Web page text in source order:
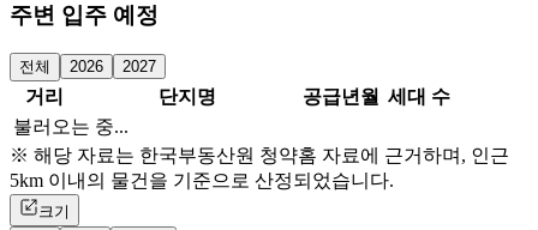
주변 입주 예정
전체 2026 2027
거리 단지명 공급년월 세대 수
불러오는 중...
※ 해당 자료는 한국부동산원 청약홈 자료에 근거하며, 인근
5km 이내의 물건을 기준으로 산정되었습니다.
크기